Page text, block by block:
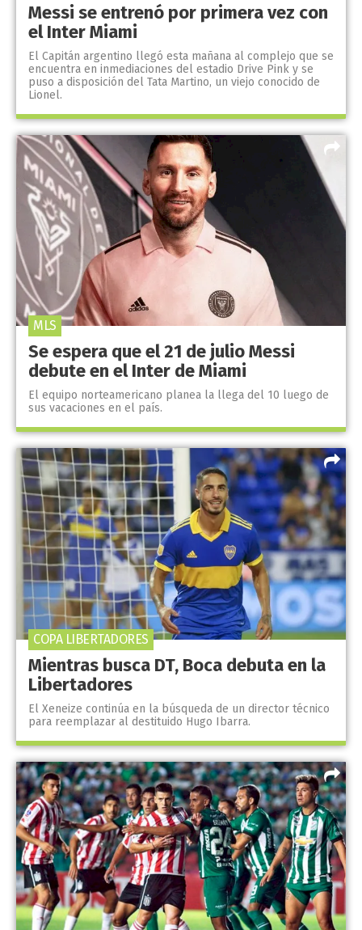
Messi se entrenó por primera vez con
el Inter Miami
El Capitán argentino llegó esta mañana al complejo que se
encuentra en inmediaciones del estadio Drive Pink y se
puso a disposición del Tata Martino, un viejo conocido de
Lionel.
Se espera que el 21 de julio Messi
debute en el Inter de Miami
El equipo norteamericano planea la llega del 10 luego de
sus vacaciones en el país.
MLS
Mientras busca DT, Boca debuta en la
Libertadores
El Xeneize continúa en la búsqueda de un director técnico
para reemplazar al destituido Hugo Ibarra.
COPA LIBERTADORES